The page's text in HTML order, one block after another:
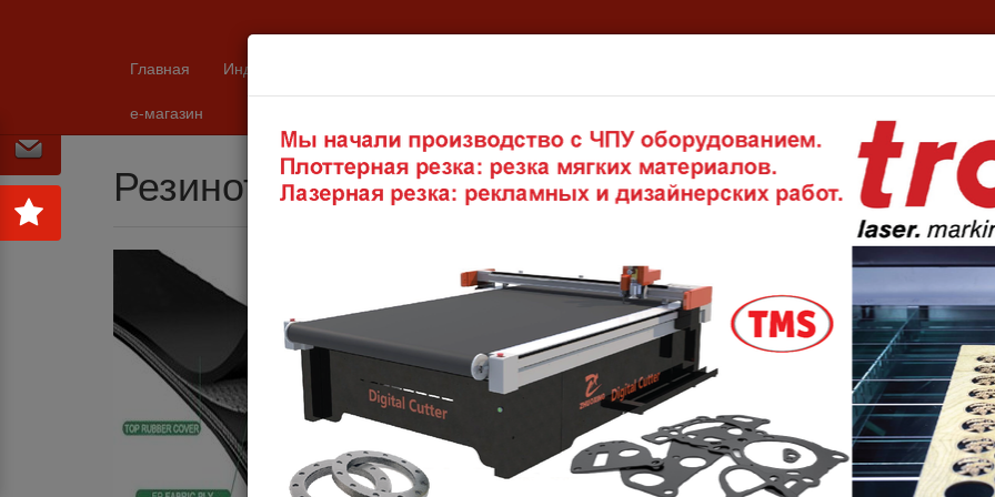
Главная Индустрия
е-магазин
Резинотканевые конвейерные ленты